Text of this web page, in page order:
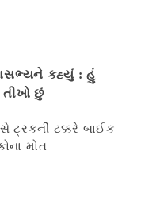
કહ્યું : હું
તીખો છું